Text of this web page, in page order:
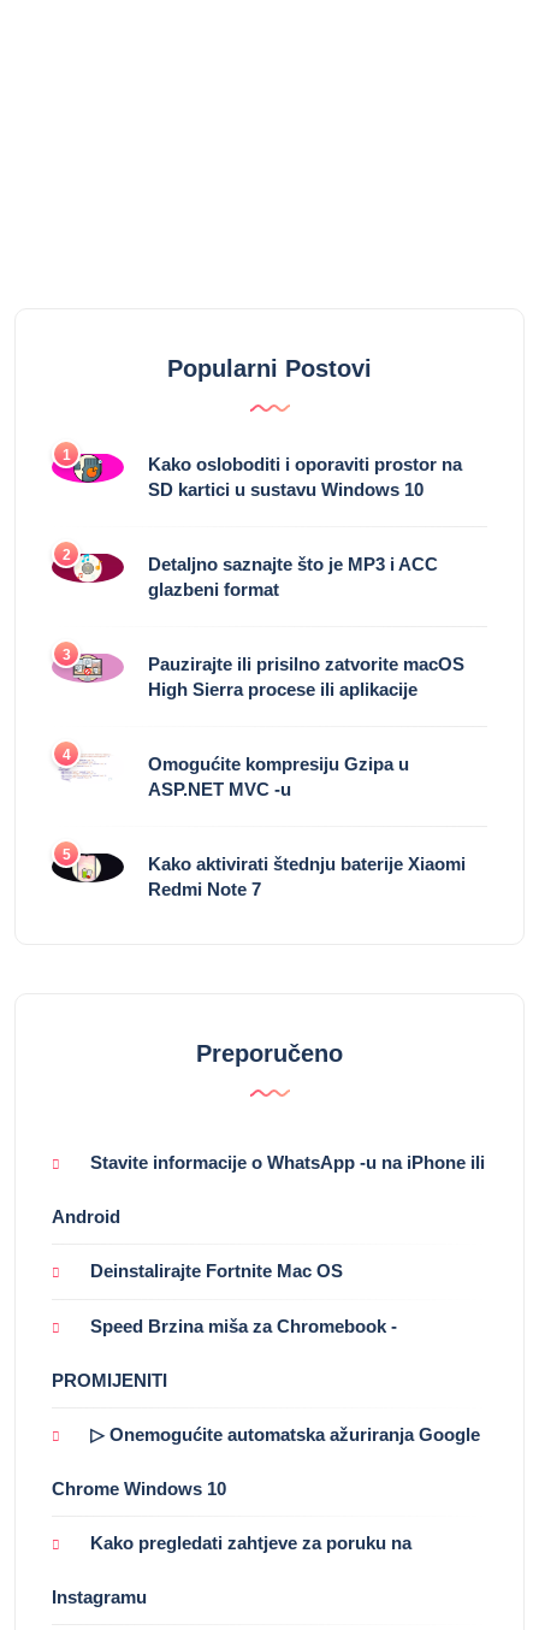
Popularni Postovi
1
Kako osloboditi i oporaviti prostor na
SD kartici u sustavu Windows 10
2
Detaljno saznajte što je MP3 i ACC
glazbeni format
3
Pauzirajte ili prisilno zatvorite macOS
High Sierra procese ili aplikacije
4
Omogućite kompresiju Gzipa u
ASP.NET MVC -u
5
Kako aktivirati štednju baterije Xiaomi
Redmi Note 7
Preporučeno
Stavite informacije o WhatsApp -u na iPhone ili
Android
Deinstalirajte Fortnite Mac OS
Speed ​​Brzina miša za Chromebook -
PROMIJENITI
▷ Onemogućite automatska ažuriranja Google
Chrome Windows 10
Kako pregledati zahtjeve za poruku na
Instagramu